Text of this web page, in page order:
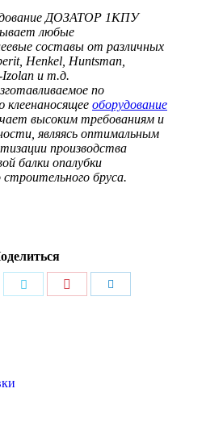
ДОЗАТОР 1КПУ
любые
составы от различных
Henkel, Huntsman,
и т.д.
по
клеенаносящее оборудование
высоким требованиям и
являясь оптимальным
производства
балки опалубки
бруса.
Поделиться